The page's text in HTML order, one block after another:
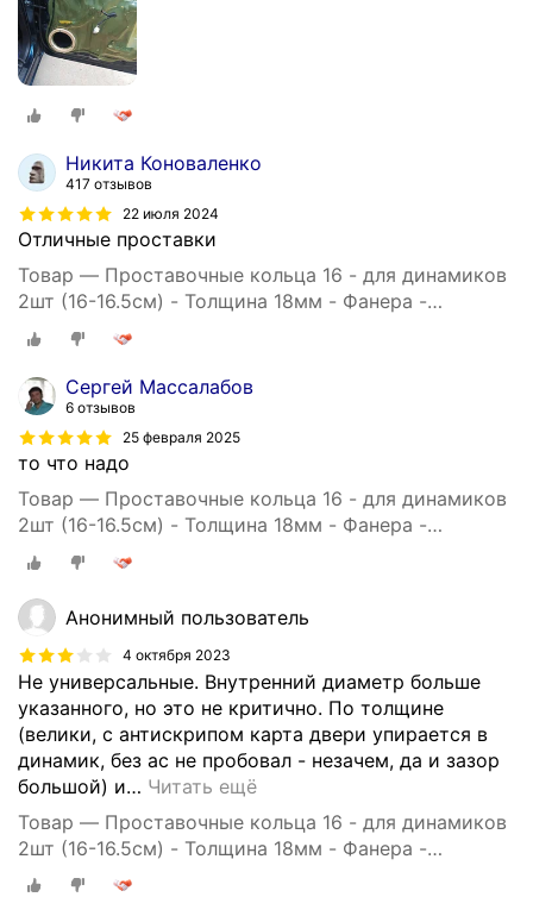
Никита Коноваленко
417 отзывов
22 июля 2024
Отличные проставки
Товар — Проставочные кольца 16 - для динамиков
2шт (16-16.5см) - Толщина 18мм - Фанера -
проставки для динамиков
Сергей Массалабов
6 отзывов
25 февраля 2025
то что надо
Товар — Проставочные кольца 16 - для динамиков
2шт (16-16.5см) - Толщина 18мм - Фанера -
проставки для динамиков
Анонимный пользователь
4 октября 2023
Не универсальные. Внутренний диаметр больше
указанного, но это не критично. По толщине
(велики, с антискрипом карта двери упирается в
динамик, без ас не пробовал - незачем, да и зазор
большой) и… Читать ещё
Товар — Проставочные кольца 16 - для динамиков
2шт (16-16.5см) - Толщина 18мм - Фанера -
проставки для динамиков